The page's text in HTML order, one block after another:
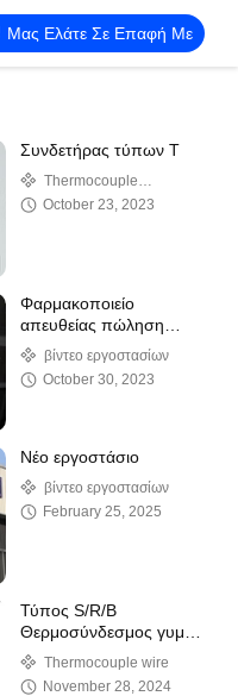
Μας Ελάτε Σε Επαφή Με
Συνδετήρας τύπων Τ
Thermocouple
connector
October 23, 2023
Φαρμακοποιείο
απευθείας πώληση
νιχρωμικού σύρματος
βίντεο εργοστασίων
October 30, 2023
Νέο εργοστάσιο
βίντεο εργοστασίων
February 25, 2025
Τύπος S/R/B
Θερμοσύνδεσμος γυμνό
σύρμαThermocouple wire
November 28, 2024